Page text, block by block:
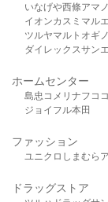
いなげや西條アマ
イオンカスミ マル
ツルヤマルト オギノ
ダイレックスサン
ホームセンター
島忠 コメリ ナフコ
ジョイフル本田
ファッション
ユニクロ しまむら
ドラッグストア